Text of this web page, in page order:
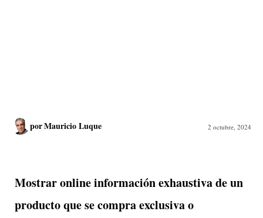
porMauricio Luque 2 octubre, 2024
Mostrar online información exhaustiva de un
producto que se compra exclusiva o